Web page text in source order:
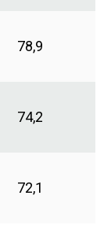
78,9
74,2
72,1